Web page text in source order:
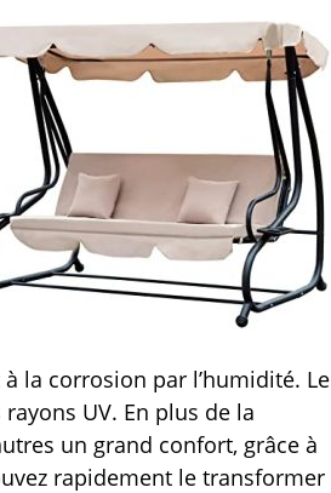
la corrosion par l’humidité. Le
UV. En plus de la
un grand confort, grâce à
rapidement le transformer